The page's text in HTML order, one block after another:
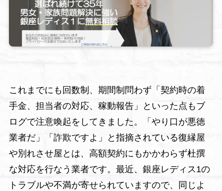
これまでにも回数制、期間制問わず「契約時の着
手金、担当者の対応、稼動報告」といった点もブ
ログで注意喚起をしてきました。「やり口が悪徳
業者だ」「詐欺ですよ」と指摘されている復縁屋
や別れさせ屋とは、高額契約にもかかわらず杜撰
な対応を行なう業者です。最近、銀座レディス1の
トラブルや不満が寄せられていますので、同じよ